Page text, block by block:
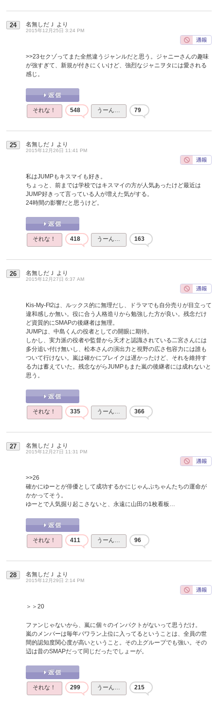
24 名無しだＪ より
2015年12月25日 3:24 PM
>>23セクゾってまた全然違うジャンルだと思う。ジャニーさんの趣味
が強すぎて、新規が付きにくいけど、強烈なジャニヲタには愛される
感じ。
それな！ 548 うーん… 79
25 名無しだＪ より
2015年12月26日 11:41 PM
私はJUMPもキスマイも好き。
ちょっと、前までは学校ではキスマイの方が人気あったけど最近は
JUMP好きって言っている人が増えた気がする。
24時間の影響だと思うけど。
それな！ 418 うーん… 163
26 名無しだＪ より
2015年12月27日 6:37 AM
Kis-My-Ft2は、ルックス的に無理だし、ドラマでも自分売りが目立って
違和感しか無い。役に合う人格造りから勉強した方が良い。残念だけ
ど資質的にSMAPの後継者は無理。
JUMPは、中島くんの役者としての開眼に期待。
しかし、実力派の役者や監督から天才と認識されている二宮さんには
多分追い付け無いし、松本さんの演出力と視野の広さ包容力には誰も
ついて行けない。嵐は確かにブレイクは遅かったけど、それを維持す
る力は蓄えていた。残念ながらJUMPもまた嵐の後継者には成れないと
思う。
それな！ 335 うーん… 366
27 名無しだＪ より
2015年12月27日 11:31 PM
>>26
確かにゆーとが俳優として成功するかにじゃんぷちゃんたちの運命が
かかってそう。
ゆーとで人気掘り起こさないと、永遠に山田の1枚看板…
それな！ 411 うーん… 96
28 名無しだＪ より
2015年12月29日 2:14 PM
＞＞20
ファンじゃないから、嵐に個々のインパクトがないって思うだけ。
嵐のメンバーは毎年パワラン上位に入ってるということは、全員の世
間的認知度関心度が高いということ。その上グループでも強い。その
辺は昔のSMAPだって同じだったでしょーが。
それな！ 299 うーん… 215